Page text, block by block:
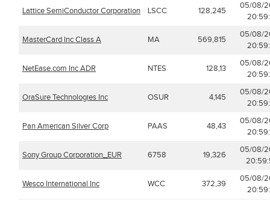
Lattice SemiConductor Corporation LSCC 128,245
05/08/
MasterCard Inc Class A MA 569,815
05/08/
NetEase.com Inc ADR NTES 128,13
05/08/
OraSure Technologies Inc OSUR 4,145
05/08/
Pan American Silver Corp PAAS 48,43
05/08/
Sony Group Corporation_EUR 6758 19,326
05/08/
Wesco International Inc WCC 372,39
05/08/